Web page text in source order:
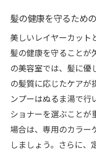
髪の健康を守るため
美しいレイヤーカット
髪の健康を守ることが
の美容室では、髪に優
の髪質に応じたケアが
ンプーはぬるま湯で行
ショナーを選ぶことが
場合は、専用のカラー
しましょう。さらに